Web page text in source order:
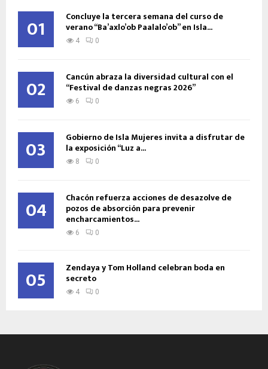
01 Concluye la tercera semana del curso de
verano “Ba’axlo’ob Paalalo’ob” en Isla...
4 0
02 Cancún abraza la diversidad cultural con el
“Festival de danzas negras 2026”
6 0
03 Gobierno de Isla Mujeres invita a disfrutar de
la exposición “Luz a...
8 0
04 Chacón refuerza acciones de desazolve de
pozos de absorción para prevenir
encharcamientos...
6 0
05 Zendaya y Tom Holland celebran boda en
secreto
4 0